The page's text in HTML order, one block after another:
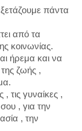
πάντα
από τα
κοινωνίας.
ήρεμα και να
ζωής ,
, τις γυναίκες ,
, για την
, την